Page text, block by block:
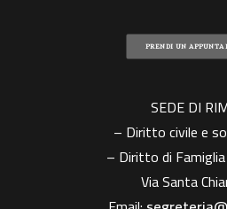
PRENDI UN
SEDE DI
– Diritto civile e
– Diritto di
Via Santa